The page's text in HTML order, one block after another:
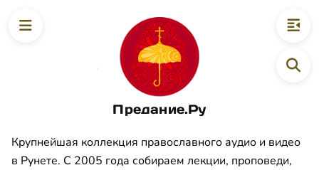
Предание.Ру
Крупнейшая коллекция православного аудио и видео
в Рунете. С 2005 года собираем лекции, проповеди,